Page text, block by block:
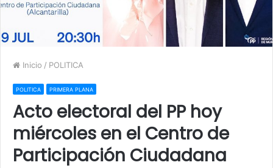
Inicio / POLITICA
POLITICA PRIMERA PLANA
Acto electoral del PP hoy
miércoles en el Centro de
Participación Ciudadana